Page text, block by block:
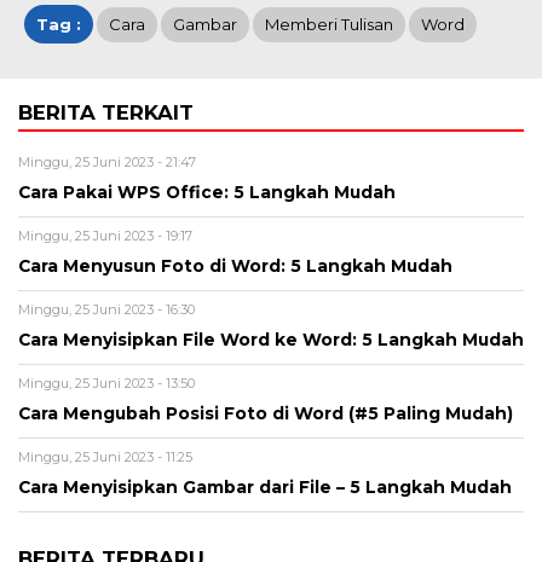
Tag : Cara Gambar Memberi Tulisan Word
BERITA TERKAIT
Minggu, 25 Juni 2023 - 21:47
Cara Pakai WPS Office: 5 Langkah Mudah
Minggu, 25 Juni 2023 - 19:17
Cara Menyusun Foto di Word: 5 Langkah Mudah
Minggu, 25 Juni 2023 - 16:30
Cara Menyisipkan File Word ke Word: 5 Langkah Mudah
Minggu, 25 Juni 2023 - 13:50
Cara Mengubah Posisi Foto di Word (#5 Paling Mudah)
Minggu, 25 Juni 2023 - 11:25
Cara Menyisipkan Gambar dari File – 5 Langkah Mudah